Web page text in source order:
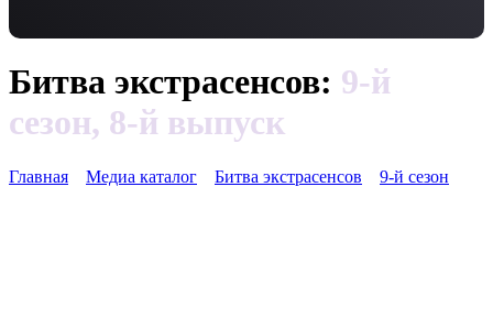
Битва экстрасенсов: 9-й
сезон, 8-й выпуск
Главная Медиа каталог Битва экстрасенсов 9-й сезон